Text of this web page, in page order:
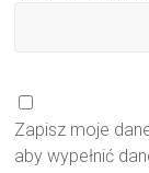
Zapisz moje
aby wypełnić